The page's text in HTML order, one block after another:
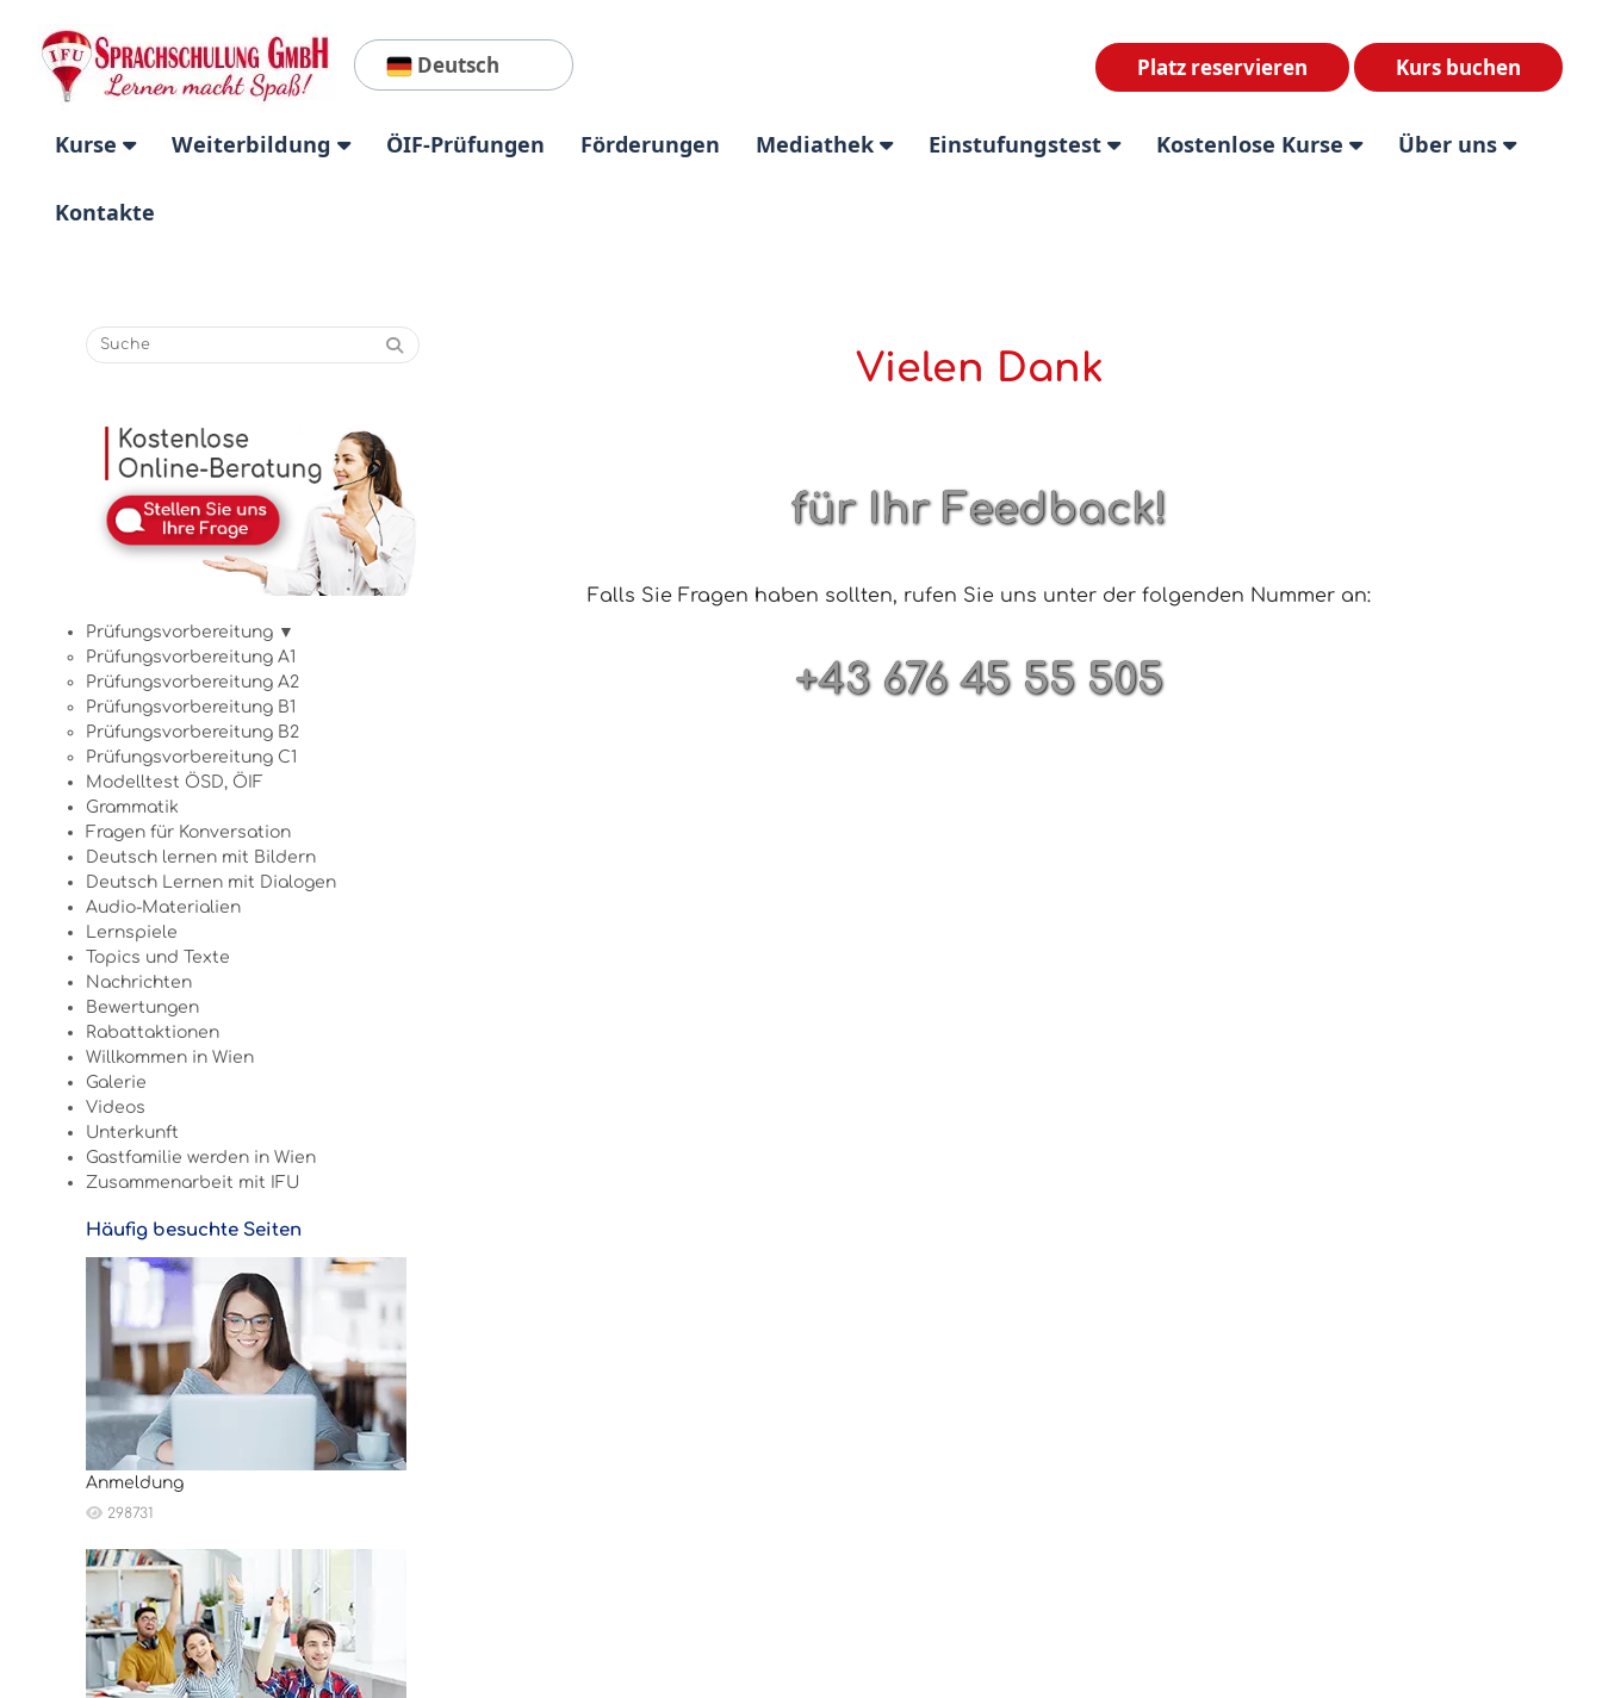
Deutsch Kurs buchen
Platz reservieren
Kurse Weiterbildung ÖIF-Prüfungen Förderungen Mediathek Einstufungstest Kostenlose Kurse Über uns
Kontakte
Prüfungsvorbereitung ▼
Prüfungsvorbereitung A1
Prüfungsvorbereitung A2
Prüfungsvorbereitung B1
Prüfungsvorbereitung B2
Prüfungsvorbereitung C1
Modelltest ÖSD, ÖIF
Grammatik
Fragen für Konversation
Deutsch lernen mit Bildern
Deutsch Lernen mit Dialogen
Audio-Materialien
Lernspiele
Topics und Texte
Nachrichten
Bewertungen
Rabattaktionen
Willkommen in Wien
Galerie
Videos
Unterkunft
Gastfamilie werden in Wien
Zusammenarbeit mit IFU
Häufig besuchte Seiten
Anmeldung
298731
Vielen Dank
für Ihr Feedback!
Falls Sie Fragen haben sollten, rufen Sie uns unter der folgenden Nummer an:
+43 676 45 55 505